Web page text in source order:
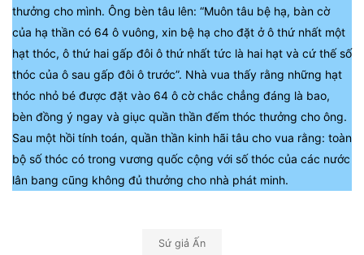
thưởng cho mình. Ông bèn tâu lên: “Muôn tâu bệ hạ, bàn cờ
của hạ thần có 64 ô vuông, xin bệ hạ cho đặt ở ô thứ nhất một
hạt thóc, ô thứ hai gấp đôi ô thứ nhất tức là hai hạt và cứ thế số
thóc của ô sau gấp đôi ô trước”. Nhà vua thấy rằng những hạt
thóc nhỏ bé được đặt vào 64 ô cờ chắc chẳng đáng là bao,
bèn đồng ý ngay và giục quần thần đếm thóc thưởng cho ông.
Sau một hồi tính toán, quần thần kinh hãi tâu cho vua rằng: toàn
bộ số thóc có trong vương quốc cộng với số thóc của các nước
lân bang cũng không đủ thưởng cho nhà phát minh.
Sứ giả Ấn